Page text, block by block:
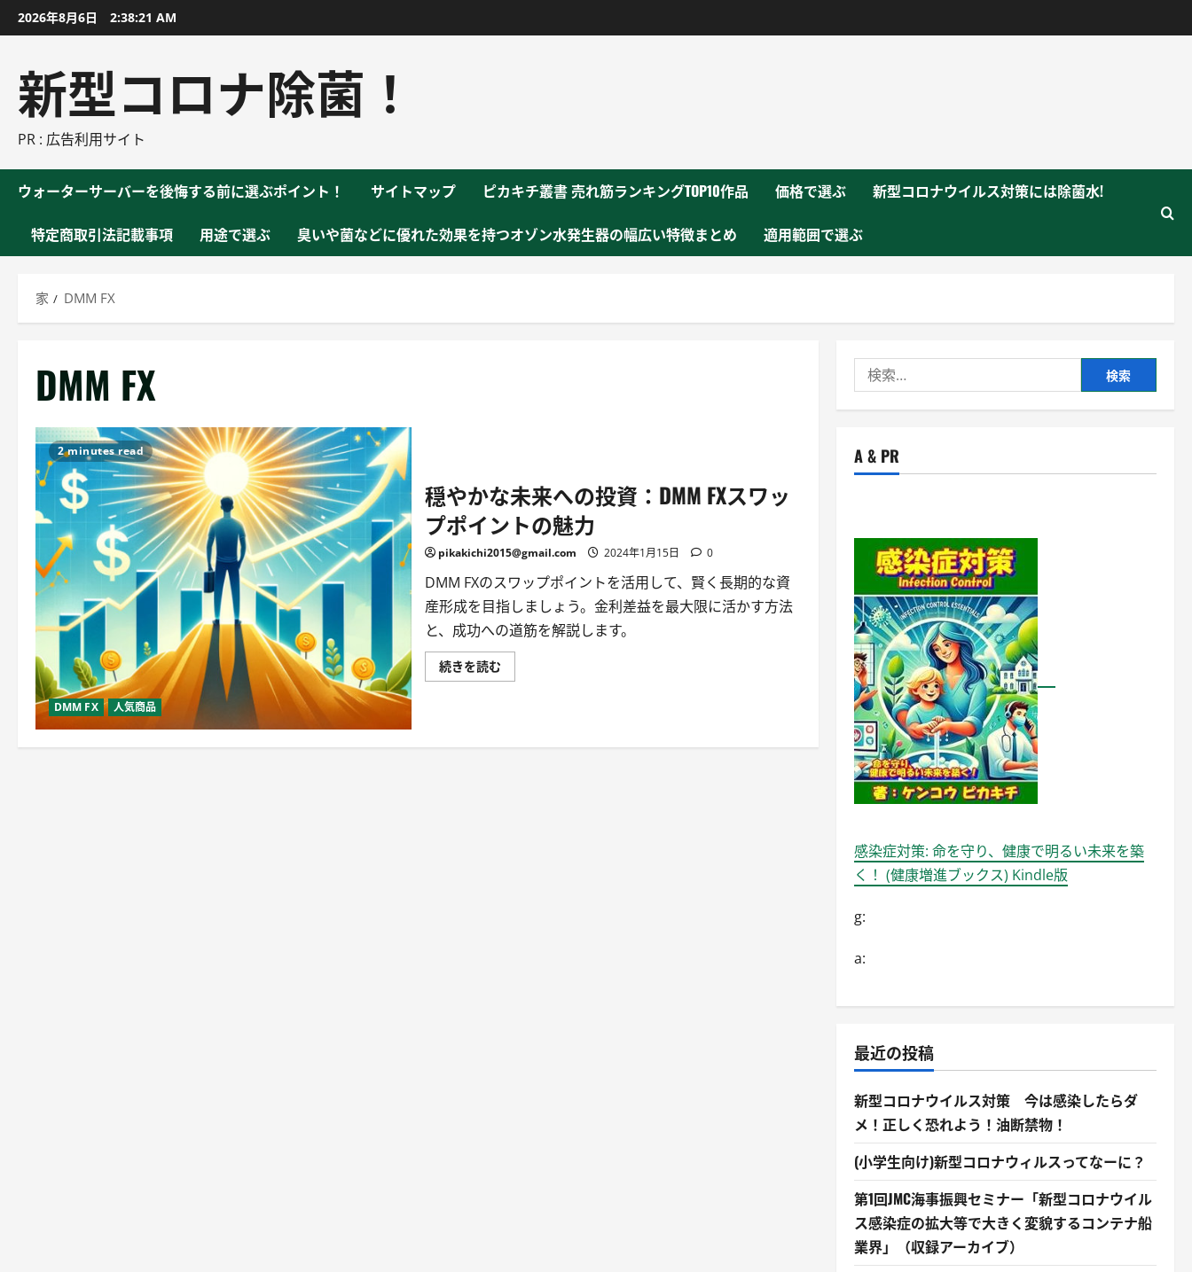
ン
2026年8月6日 2:38:22 AM
新型コロナ除菌！
PR : 広告利用サイト
ウォーターサーバーを後悔する前に選ぶポイント！ サイトマップ ピカキチ叢書 売れ筋ランキングTOP10作品 価格で選ぶ 新型コロナウイルス対策には除菌水!
特定商取引法記載事項 用途で選ぶ 臭いや菌などに優れた効果を持つオゾン水発生器の幅広い特徴まとめ 適用範囲で選ぶ
家 DMM FX
DMM FX
2 minutes read
DMM FX 人気商品
穏やかな未来への投資：DMM FXスワッ
プポイントの魅力
pikakichi2015@gmail.com 2024年1月15日 0
DMM FXのスワップポイントを活用して、賢く長期的な資
産形成を目指しましょう。金利差益を最大限に活かす方法
と、成功への道筋を解説します。
続きを読む穏
や
の
索:
A & PR
感染症対策: 命を守り、健康で明るい未来を築
く！ (健康増進ブックス) Kindle版
g:
a:
最近の投稿
新型コロナウイルス対策 今は感染したらダ
メ！正しく恐れよう！油断禁物！
(小学生向け)新型コロナウィルスってなーに？
第1回JMC海事振興セミナー「新型コロナウイル
ス感染症の拡大等で大きく変貌するコンテナ船
業界」（収録アーカイブ）